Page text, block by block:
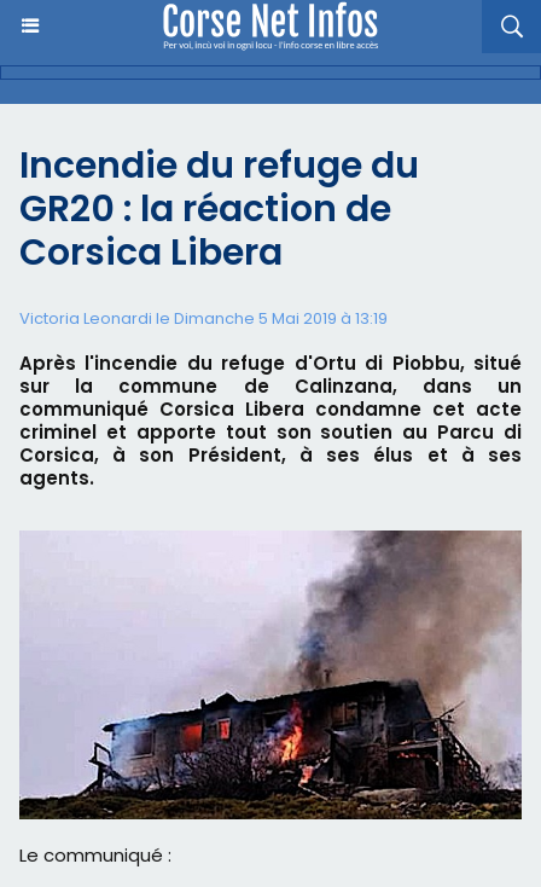
Incendie du refuge du
GR20 : la réaction de
Corsica Libera
Victoria Leonardi le Dimanche 5 Mai 2019 à 13:19
Après l'incendie du refuge d'Ortu di Piobbu, situé
sur la commune de Calinzana, dans un
communiqué Corsica Libera condamne cet acte
criminel et apporte tout son soutien au Parcu di
Corsica, à son Président, à ses élus et à ses
agents.
Le communiqué :